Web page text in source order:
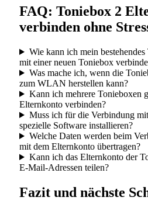
FAQ: Toniebox 2
verbinden ohne
Wie kann ich mein
mit einer neuen Toniebox
Was mache ich, wenn die
zum WLAN herstellen kann?
Kann ich mehrere Tonieboxen
Elternkonto verbinden?
Muss ich für die Verbindung
spezielle Software installieren?
Welche Daten werden beim
mit dem Elternkonto übertragen?
Kann ich das Elternkonto der
E-Mail-Adressen teilen?
Fazit und nächste